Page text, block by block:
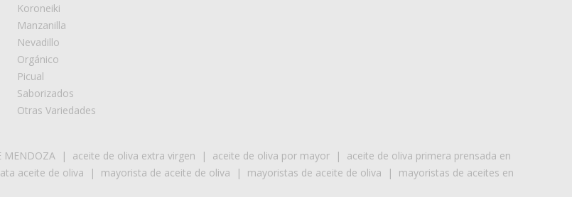
Koroneiki
Manzanilla
Nevadillo
Orgánico
Picual
Saborizados
Otras Variedades
MENDOZA | aceite de oliva extra virgen | aceite de oliva por mayor | aceite de oliva primera prensada en
aceite de oliva | mayorista de aceite de oliva | mayoristas de aceite de oliva | mayoristas de aceites en